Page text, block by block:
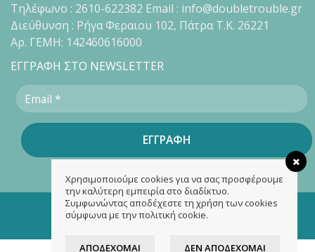
Τηλέφωνο : 2610-622382 Email : info@doubletrouble.gr
Διεύθυνση : Ρήγα Φεραιου 102, Πάτρα Τ.Κ. 26221
Αρ. ΓΕΜΗ: 142460616000
ΕΓΓΡΑΦΗ ΣΤΟ NEWSLETTER
Copyright 2026 ©doubletrouble.gr
Designed & developed by
Χρησιμοποιούμε cookies για να σας προσφέρουμε
την καλύτερη εμπειρία στο διαδίκτυο.
Συμφωνώντας αποδέχεστε τη χρήση των cookies
σύμφωνα με την πολιτική cookie.
ΑΠΟΔΈΧΟΜΑΙ ΔΕΝ ΑΠΟΔΈΧΟΜΑΙ